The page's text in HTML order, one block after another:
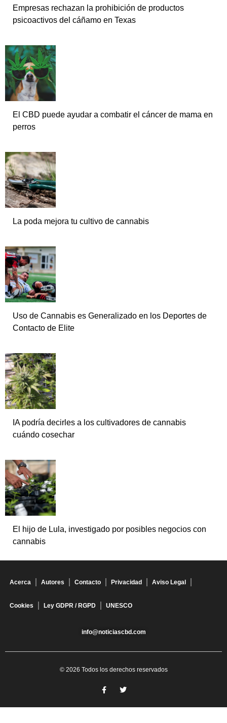
Empresas rechazan la prohibición de productos
psicoactivos del cáñamo en Texas
El CBD puede ayudar a combatir el cáncer de mama en
perros
La poda mejora tu cultivo de cannabis
Uso de Cannabis es Generalizado en los Deportes de
Contacto de Elite
IA podría decirles a los cultivadores de cannabis
cuándo cosechar
El hijo de Lula, investigado por posibles negocios con
cannabis
Acerca Autores Contacto Privacidad Aviso Legal
Cookies Ley GDPR / RGPD UNESCO
info@noticiascbd.com
© 2026 Todos los derechos reservados